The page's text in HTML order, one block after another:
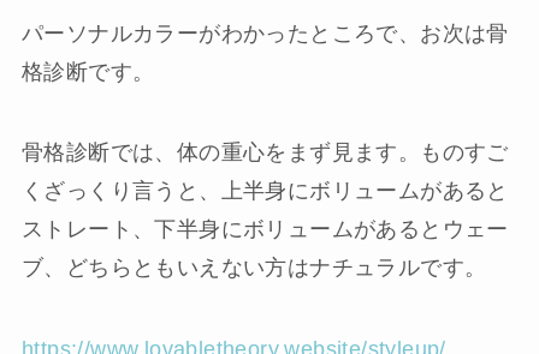
パーソナルカラーがわかったところで、お次は骨
格診断です。
骨格診断では、体の重心をまず見ます。ものすご
くざっくり言うと、上半身にボリュームがあると
ストレート、下半身にボリュームがあるとウェー
ブ、どちらともいえない方はナチュラルです。